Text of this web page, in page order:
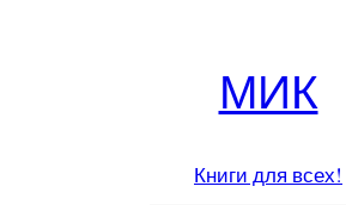
МИК
Книги для всех!